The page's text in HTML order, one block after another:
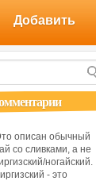
Добавить
описан обычный
со сливками, а не
ногайский.
- это